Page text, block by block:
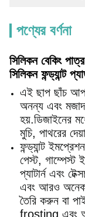
পণ্যের বর্ণনা
সিলিকন বেকিং
সিলিকন ফন্ড্যান্ট
এই ছাপ ছাঁচ
অনন্য এবং
হয়.ডিজাইনের
মুচি, পাথরের
ফন্ড্যান্ট
পেস্ট, গাম্পেস্ট
প্যাটার্ন এবং
এবং আরও অনেক
তৈরি করুন বা
frosting এবং